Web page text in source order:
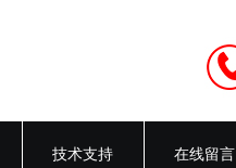
技术支持 在线留言